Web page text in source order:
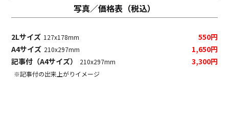
写真／価格表（税込）
2Lサイズ 127x178mm
550円
A4サイズ 210x297mm
1,650円
記事付（A4サイズ）
210x297mm 3,300円
※記事付の出来上がりイメージ